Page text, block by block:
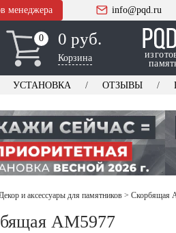
менеджера info@pqd.ru
0
0 0 руб.
Корзина
УСТАНОВКА ОТЗЫВЫ
и аксессуары для памятников > Скорбящая
AM5977